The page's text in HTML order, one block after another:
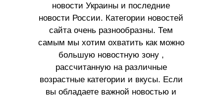
новости Украины и последние
новости России. Категории новостей
сайта очень разнообразны. Тем
самым мы хотим охватить как можно
большую новостную зону ,
рассчитанную на различные
возрастные категории и вкусы. Если
вы обладаете важной новостью и